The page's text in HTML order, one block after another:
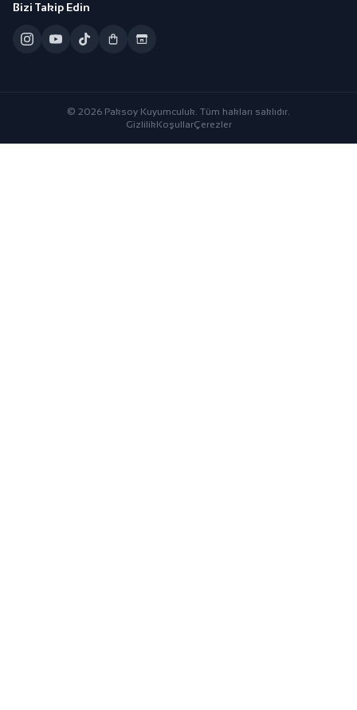
Bizi Takip Edin
© 2026 Paksoy Kuyumculuk. Tüm hakları saklıdır.
GizlilikKoşullarÇerezler